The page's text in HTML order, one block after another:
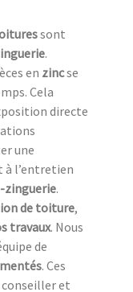
sont
.
en zincse
Cela
directe
une
l’entretien
zinguerie.
de toiture,
travaux. Nous
de
. Ces
et